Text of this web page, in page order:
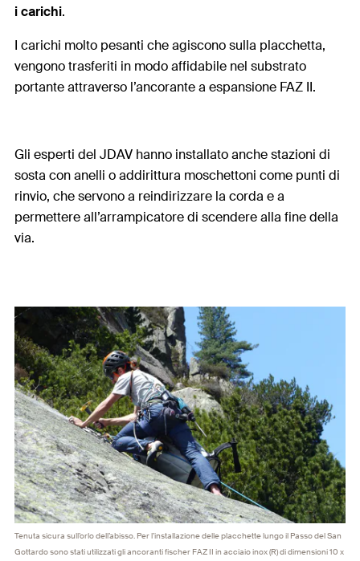
i carichi.
I carichi molto pesanti che agiscono sulla placchetta,
vengono trasferiti in modo affidabile nel substrato
portante attraverso l’ancorante a espansione FAZ II.
Gli esperti del JDAV hanno installato anche stazioni di
sosta con anelli o addirittura moschettoni come punti di
rinvio, che servono a reindirizzare la corda e a
permettere all’arrampicatore di scendere alla fine della
via.
Tenuta sicura sull’orlo dell’abisso. Per l’installazione delle placchette lungo il Passo del San
Gottardo sono stati utilizzati gli ancoranti fischer FAZ II in acciaio inox (R) di dimensioni 10 x